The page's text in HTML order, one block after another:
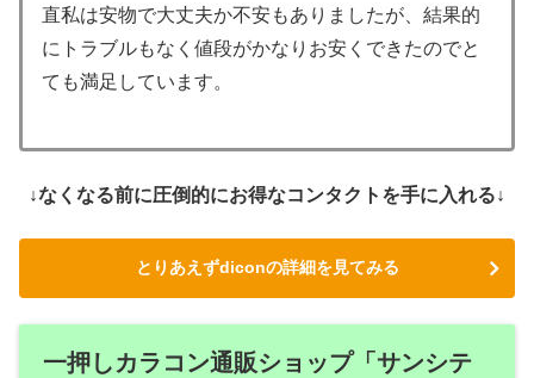
直私は安物で大丈夫か不安もありましたが、結果的
にトラブルもなく値段がかなりお安くできたのでと
ても満足しています。
↓なくなる前に圧倒的にお得なコンタクトを手に入れる↓
とりあえずdiconの詳細を見てみる
一押しカラコン通販ショップ「サンシテ